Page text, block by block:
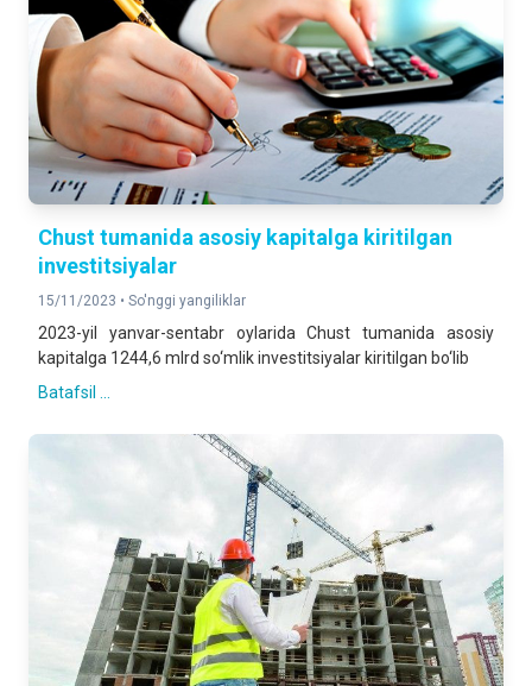
Chust tumanida asosiy kapitalga kiritilgan
investitsiyalar
15/11/2023 • So'nggi yangiliklar
2023-yil yanvar-sentabr oylarida Chust tumanida asosiy
kapitalga 1244,6 mlrd so‘mlik investitsiyalar kiritilgan bo‘lib
Batafsil ...